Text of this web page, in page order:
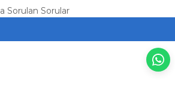
Sorulan Sorular